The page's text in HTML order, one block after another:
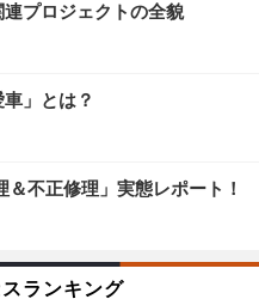
プロジェクトの全貌
」とは？
不正修理」実態レポート！
ランキング